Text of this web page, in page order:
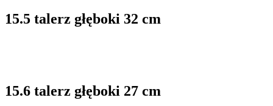
15.5 talerz głęboki 32 cm
15.6 talerz głęboki 27 cm